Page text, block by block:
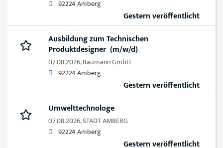
92224 Amberg
Gestern veröffentlicht
Ausbildung zum Technischen
Produktdesigner (m/w/d)
07.08.2026,Baumann GmbH
92224 Amberg
Gestern veröffentlicht
Umwelttechnologe
07.08.2026,STADT AMBERG
92224 Amberg
Gestern veröffentlicht